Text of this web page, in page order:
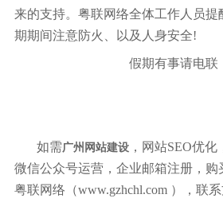
来的支持。粤联网络全体工作人员提
期期间注意防火、以及人身安全!
假期有事请电联
如需广州网站建设 ，网站SEO优
微信公众号运营，企业邮箱注册，购
粤联网络（www.gzhchl.com ），联